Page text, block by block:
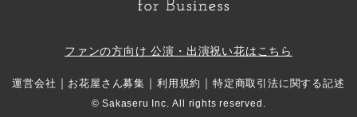
ファンの方向け 公演・出演祝い花はこちら
運営会社 ｜ お花屋さん募集 ｜ 利用規約 ｜ 特定商取引法に関する記述
© Sakaseru Inc. All rights reserved.